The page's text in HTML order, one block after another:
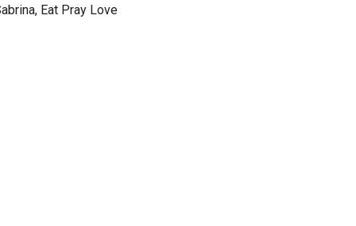
Eat Pray Love